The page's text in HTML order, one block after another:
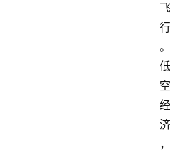
飞
行
。
低
空
经
济
，